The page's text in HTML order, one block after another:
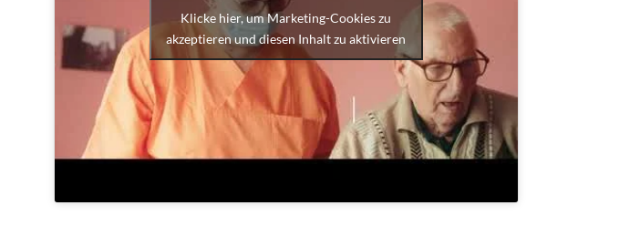
Klicke hier, um Marketing-Cookies zu
akzeptieren und diesen Inhalt zu aktivieren